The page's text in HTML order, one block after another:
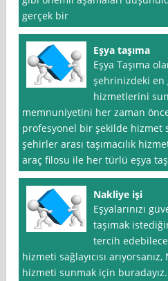
gerçek bir
Eşya taşıma
Eşya Taşıma
şehrinizdeki en
hizmetlerini
memnuniyetini her zaman
profesyonel bir şekilde hizmet
şehirler arası taşımacılık
araç filosu ile her türlü eşya
Nakliye işi
Eşyalarınızı
taşımak
tercih
hizmeti sağlayıcısı
hizmeti sunmak için